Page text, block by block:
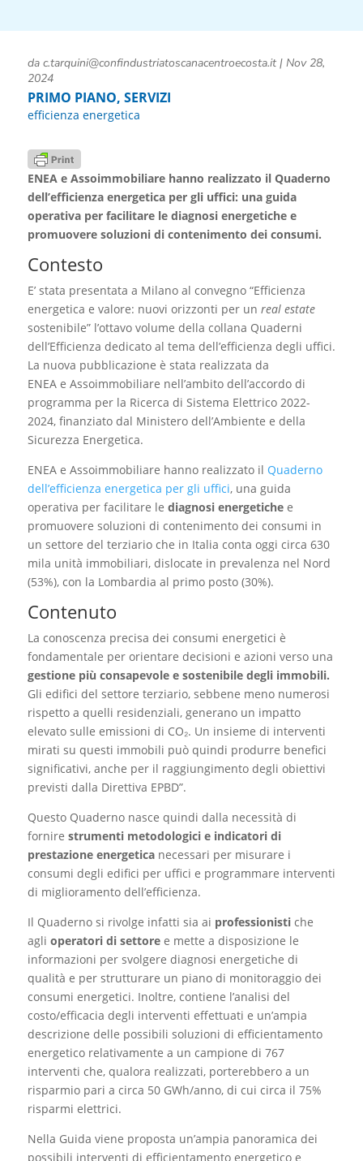
da c.tarquini@confindustriatoscanacentroecosta.it| Nov 28,
2024
PRIMO PIANO, SERVIZI
efficienza energetica
ENEA e Assoimmobiliare hanno realizzato il Quaderno
dell’efficienza energetica per gli uffici: una guida
operativa per facilitare le diagnosi energetiche e
promuovere soluzioni di contenimento dei consumi.
Contesto
E’ stata presentata a Milano al convegno “Efficienza
energetica e valore: nuovi orizzonti per un real estate
sostenibile” l’ottavo volume della collana Quaderni
dell’Efficienza dedicato al tema dell’efficienza degli uffici.
La nuova pubblicazione è stata realizzata da
ENEA e Assoimmobiliare nell’ambito dell’accordo di
programma per la Ricerca di Sistema Elettrico 2022-
2024, finanziato dal Ministero dell’Ambiente e della
Sicurezza Energetica.
ENEA e Assoimmobiliare hanno realizzato il Quaderno
dell’efficienza energetica per gli uffici, una guida
operativa per facilitare le diagnosi energetichee
promuovere soluzioni di contenimento dei consumi in
un settore del terziario che in Italia conta oggi circa 630
mila unità immobiliari, dislocate in prevalenza nel Nord
(53%), con la Lombardia al primo posto (30%).
Contenuto
La conoscenza precisa dei consumi energetici è
fondamentale per orientare decisioni e azioni verso una
gestione più consapevole e sostenibile degli immobili.
Gli edifici del settore terziario, sebbene meno numerosi
rispetto a quelli residenziali, generano un impatto
elevato sulle emissioni di CO₂. Un insieme di interventi
mirati su questi immobili può quindi produrre benefici
significativi, anche per il raggiungimento degli obiettivi
previsti dalla Direttiva EPBD”.
Questo Quaderno nasce quindi dalla necessità di
fornire strumenti metodologici e indicatori di
prestazione energeticanecessari per misurare i
consumi degli edifici per uffici e programmare interventi
di miglioramento dell’efficienza.
Il Quaderno si rivolge infatti sia ai professionistiche
agli operatori di settoree mette a disposizione le
informazioni per svolgere diagnosi energetiche di
qualità e per strutturare un piano di monitoraggio dei
consumi energetici. Inoltre, contiene l’analisi del
costo/efficacia degli interventi effettuati e un’ampia
descrizione delle possibili soluzioni di efficientamento
energetico relativamente a un campione di 767
interventi che, qualora realizzati, porterebbero a un
risparmio pari a circa 50 GWh/anno, di cui circa il 75%
risparmi elettrici.
Nella Guida viene proposta un’ampia panoramica dei
possibili interventi di efficientamento energetico e